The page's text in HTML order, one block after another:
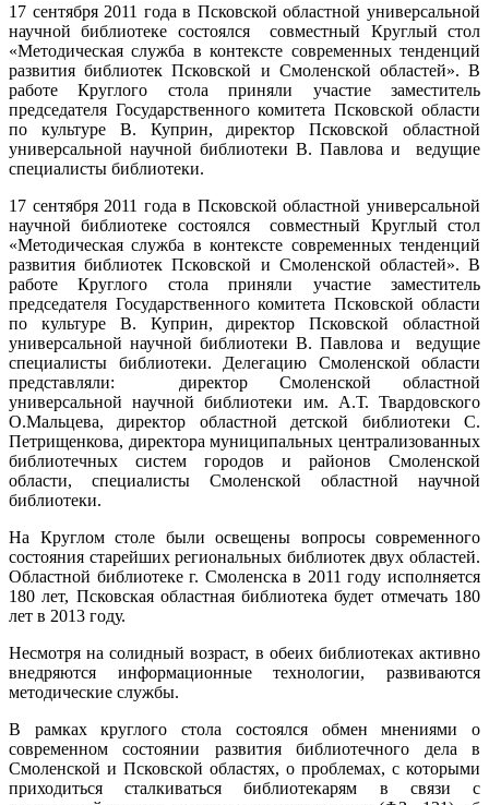
17 сентября 2011 года в Псковской областной универсальной
научной библиотеке состоялся совместный Круглый стол
«Методическая служба в контексте современных тенденций
развития библиотек Псковской и Смоленской областей». В
работе Круглого стола приняли участие заместитель
председателя Государственного комитета Псковской области
по культуре В. Куприн, директор Псковской областной
универсальной научной библиотеки В. Павлова и ведущие
специалисты библиотеки.
17 сентября 2011 года в Псковской областной универсальной
научной библиотеке состоялся совместный Круглый стол
«Методическая служба в контексте современных тенденций
развития библиотек Псковской и Смоленской областей». В
работе Круглого стола приняли участие заместитель
председателя Государственного комитета Псковской области
по культуре В. Куприн, директор Псковской областной
универсальной научной библиотеки В. Павлова и ведущие
специалисты библиотеки. Делегацию Смоленской области
представляли: директор Смоленской областной
универсальной научной библиотеки им. А.Т. Твардовского
О.Мальцева, директор областной детской библиотеки С.
Петрищенкова, директора муниципальных централизованных
библиотечных систем городов и районов Смоленской
области, специалисты Смоленской областной научной
библиотеки.
На Круглом столе были освещены вопросы современного
состояния старейших региональных библиотек двух областей.
Областной библиотеке г. Смоленска в 2011 году исполняется
180 лет, Псковская областная библиотека будет отмечать 180
лет в 2013 году.
Несмотря на солидный возраст, в обеих библиотеках активно
внедряются информационные технологии, развиваются
методические службы.
В рамках круглого стола состоялся обмен мнениями о
современном состоянии развития библиотечного дела в
Смоленской и Псковской областях, о проблемах, с которыми
приходиться сталкиваться библиотекарям в связи с